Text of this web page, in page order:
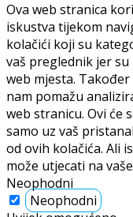
Ova web stranica
iskustva tijekom
kolačići koji su
vaš preglednik jer
web mjesta.
nam pomažu
web stranicu. Ovi će
samo uz vaš
od ovih kolačića. Ali
može utjecati na
Neophodni
Neophodni